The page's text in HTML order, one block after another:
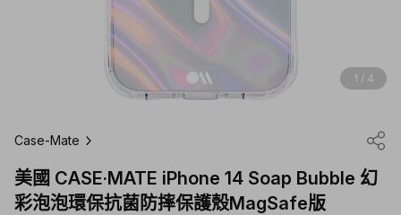
1 / 4
Case-Mate
美國 CASE·MATE iPhone 14 Soap Bubble 幻
彩泡泡環保抗菌防摔保護殼MagSafe版